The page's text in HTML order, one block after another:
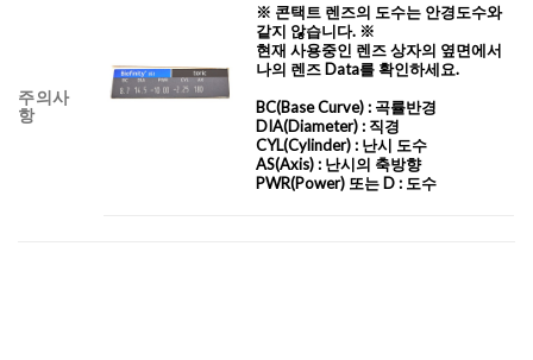
주의사
항
※ 콘택트 렌즈의 도수는 안경도수와
같지 않습니다. ※
현재 사용중인 렌즈 상자의 옆면에서
나의 렌즈 Data를 확인하세요.
BC(Base Curve): 곡률반경
DIA(Diameter) : 직경
CYL(Cylinder): 난시 도수
AS(Axis): 난시의 축방향
PWR(Power) 또는 D : 도수